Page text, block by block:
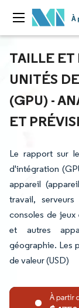
À
TAILLE ET
UNITÉS
(GPU) -
ET
Le rapport sur
d'intégration
appareil
travail,
consoles de
et autres
géographie. Les
de valeur (USD)